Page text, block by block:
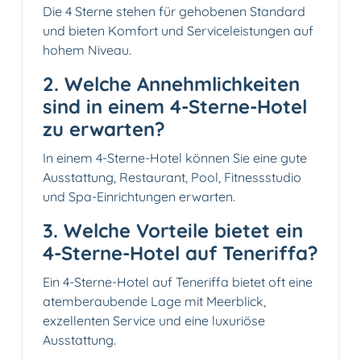
Die 4 Sterne stehen für gehobenen Standard
und bieten Komfort und Serviceleistungen auf
hohem Niveau.
2. Welche Annehmlichkeiten
sind in einem 4-Sterne-Hotel
zu erwarten?
In einem 4-Sterne-Hotel können Sie eine gute
Ausstattung, Restaurant, Pool, Fitnessstudio
und Spa-Einrichtungen erwarten.
3. Welche Vorteile bietet ein
4-Sterne-Hotel auf Teneriffa?
Ein 4-Sterne-Hotel auf Teneriffa bietet oft eine
atemberaubende Lage mit Meerblick,
exzellenten Service und eine luxuriöse
Ausstattung.